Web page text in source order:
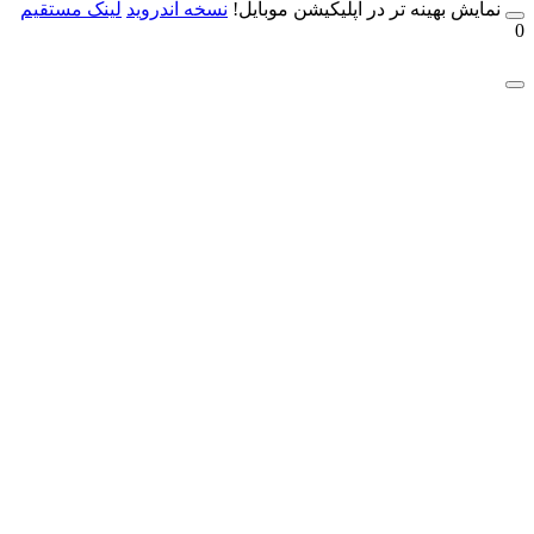
بهینه تر در اپلیکیشن موبایل!نسخه آندروید لینک مستقیم